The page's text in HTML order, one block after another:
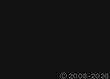
Ⓒ 2008-2026